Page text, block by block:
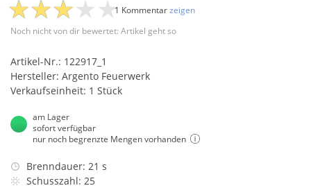
Noch nicht von dir bewertet: Artikel geht so
1 Kommentarzeigen
Artikel-Nr.: 122917_1
Hersteller: Argento Feuerwerk
Verkaufseinheit: 1 Stück
am Lager
sofort verfügbar
nur noch begrenzte Mengen vorhanden
Brenndauer: 21 s
Schusszahl: 25